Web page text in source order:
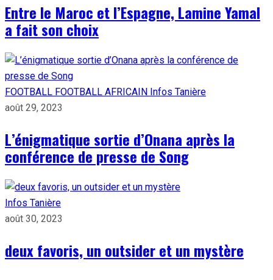
Entre le Maroc et l’Espagne, Lamine Yamal
a fait son choix
FOOTBALL FOOTBALL AFRICAIN Infos Tanière
août 29, 2023
L’énigmatique sortie d’Onana après la
conférence de presse de Song
Infos Tanière
août 30, 2023
deux favoris, un outsider et un mystère